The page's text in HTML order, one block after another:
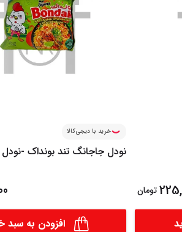
تومان
خرید با دیجی‌کالا
نودل جاجانگ تند بونداک -نودل
افزودن به سبد